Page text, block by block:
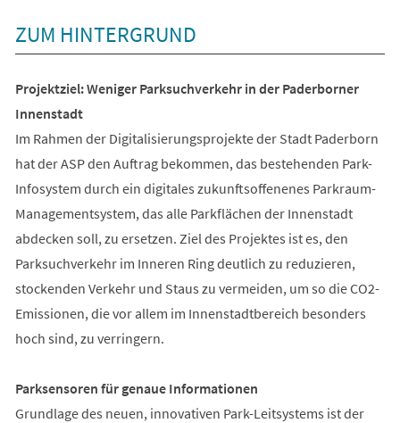
ZUM HINTERGRUND
Projektziel: Weniger Parksuchverkehr in der Paderborner
Innenstadt
Im Rahmen der Digitalisierungsprojekte der Stadt Paderborn
hat der ASP den Auftrag bekommen, das bestehenden Park-
Infosystem durch ein digitales zukunftsoffenenes Parkraum-
Managementsystem, das alle Parkflächen der Innenstadt
abdecken soll, zu ersetzen. Ziel des Projektes ist es, den
Parksuchverkehr im Inneren Ring deutlich zu reduzieren,
stockenden Verkehr und Staus zu vermeiden, um so die CO2-
Emissionen, die vor allem im Innenstadtbereich besonders
hoch sind, zu verringern.
Parksensoren für genaue Informationen
Grundlage des neuen, innovativen Park-Leitsystems ist der